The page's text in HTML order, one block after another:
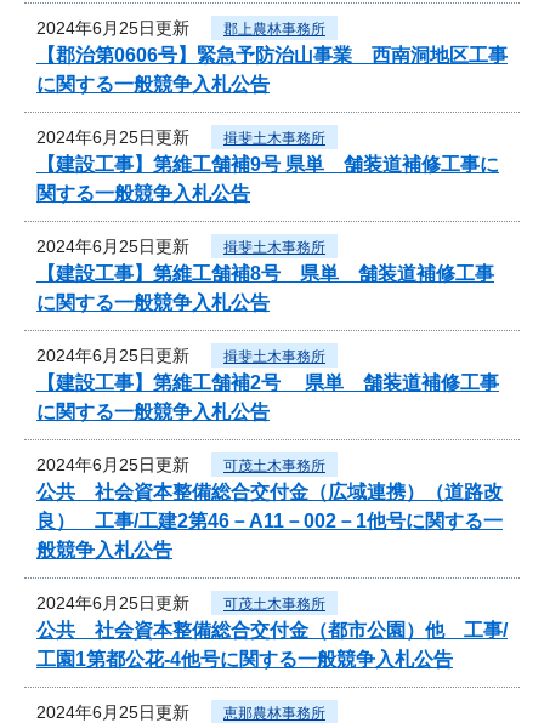
2024年6月25日更新 郡上農林事務所
【郡治第0606号】緊急予防治山事業 西南洞地区工事
に関する一般競争入札公告
2024年6月25日更新 揖斐土木事務所
【建設工事】第維工舗補9号 県単 舗装道補修工事に
関する一般競争入札公告
2024年6月25日更新 揖斐土木事務所
【建設工事】第維工舗補8号 県単 舗装道補修工事
に関する一般競争入札公告
2024年6月25日更新 揖斐土木事務所
【建設工事】第維工舗補2号 県単 舗装道補修工事
に関する一般競争入札公告
2024年6月25日更新 可茂土木事務所
公共 社会資本整備総合交付金（広域連携）（道路改
良） 工事/工建2第46－A11－002－1他号に関する一
般競争入札公告
2024年6月25日更新 可茂土木事務所
公共 社会資本整備総合交付金（都市公園）他 工事/
工園1第都公花-4他号に関する一般競争入札公告
2024年6月25日更新 恵那農林事務所